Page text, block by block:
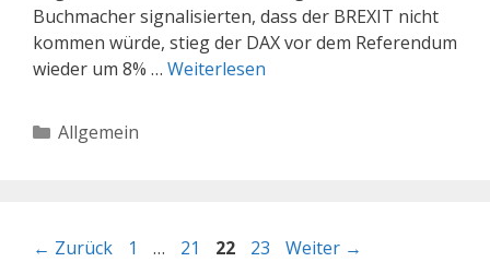
Buchmacher signalisierten, dass der BREXIT nicht
kommen würde, stieg der DAX vor dem Referendum
wieder um 8% … Weiterlesen
Kategorien
Allgemein
← Zurück Seite
1 … Seite
21 Seite
22 Seite
23 Weiter →